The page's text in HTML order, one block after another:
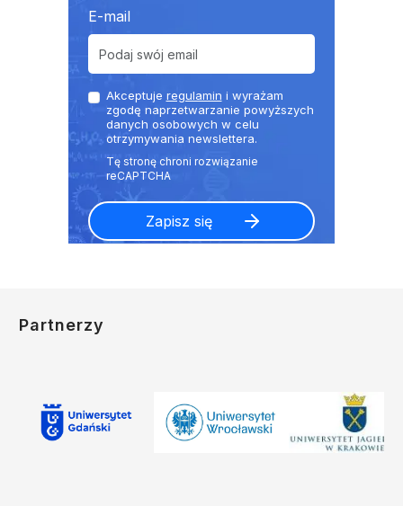
E-mail
Akceptuje regulamin i wyrażam
zgodę naprzetwarzanie powyższych
danych osobowych w celu
otrzymywania newslettera.
Partnerzy